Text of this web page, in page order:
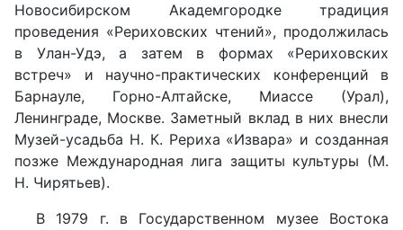
Новосибирском Академгородке традиция
проведения «Рериховских чтений», продолжилась
в Улан-Удэ, а затем в формах «Рериховских
встреч» и научно-практических конференций в
Барнауле, Горно-Алтайске, Миассе (Урал),
Ленинграде, Москве. Заметный вклад в них внесли
Музей-усадьба Н. К. Рериха «Извара» и созданная
позже Международная лига защиты культуры (М.
Н. Чирятьев).
В 1979 г. в Государственном музее Востока